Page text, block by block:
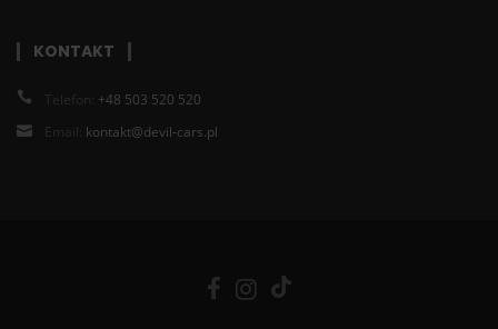
KONTAKT
Telefon: +48 503 520 520
Email: kontakt@devil-cars.pl